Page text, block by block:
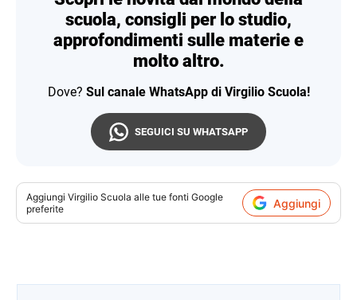
scuola, consigli per lo studio,
approfondimenti sulle materie e
molto altro.
Dove? Sul canale WhatsApp di Virgilio Scuola!
SEGUICI SU WHATSAPP
Aggiungi Virgilio Scuola alle tue fonti Google
preferite
Aggiungi